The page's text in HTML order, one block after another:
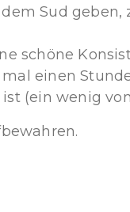
Sud
schöne
einen
(ein wenig